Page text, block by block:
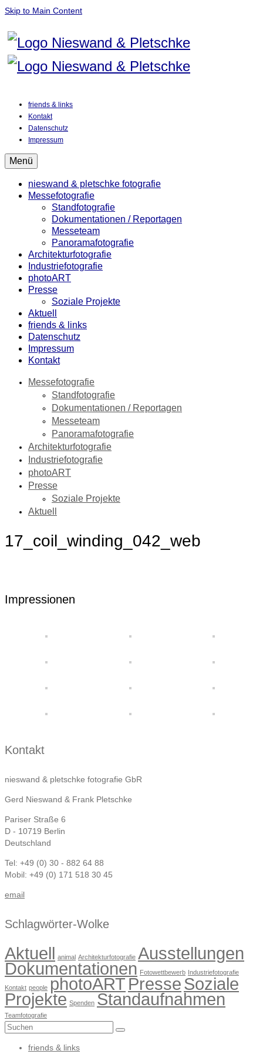
Skip to Main Content
friends & links
Kontakt
Datenschutz
Impressum
Menü
nieswand & pletschke fotografie
Messefotografie
Standfotografie
Dokumentationen / Reportagen
Messeteam
Panoramafotografie
Architekturfotografie
Industriefotografie
photoART
Presse
Soziale Projekte
Aktuell
friends & links
Datenschutz
Impressum
Kontakt
Messefotografie
Standfotografie
Dokumentationen / Reportagen
Messeteam
Panoramafotografie
Architekturfotografie
Industriefotografie
photoART
Presse
Soziale Projekte
Aktuell
17_coil_winding_042_web
Impressionen
Kontakt
nieswand & pletschke fotografie GbR
Gerd Nieswand & Frank Pletschke
Pariser Straße 6
D - 10719 Berlin
Deutschland
Tel: +49 (0) 30 - 882 64 88
Mobil: +49 (0) 171 518 30 45
email
Schlagwörter-Wolke
Aktuell animal Architekturfotografie Ausstellungen
Dokumentationen Fotowettbewerb Industriefotografie
Kontakt people photoARTPresseSoziale
Projekte Spenden Standaufnahmen
Teamfotografie
Suchen
friends & links